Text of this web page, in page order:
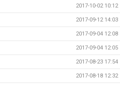
2017-10-02 10:12
2017-09-12 14:03
2017-09-04 12:08
2017-09-04 12:05
2017-08-23 17:54
2017-08-18 12:32